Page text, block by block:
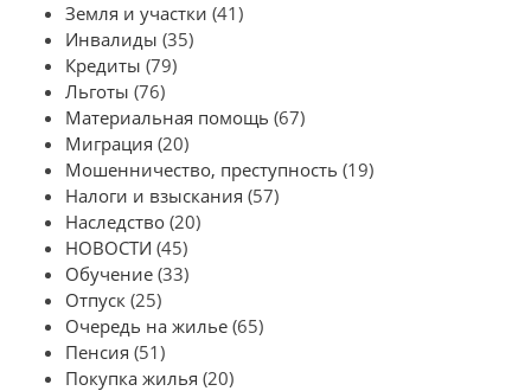
Земля и участки (41)
Инвалиды (35)
Кредиты (79)
Льготы (76)
Материальная помощь (67)
Миграция (20)
Мошенничество, преступность (19)
Налоги и взыскания (57)
Наследство (20)
НОВОСТИ (45)
Обучение (33)
Отпуск (25)
Очередь на жилье (65)
Пенсия (51)
Покупка жилья (20)